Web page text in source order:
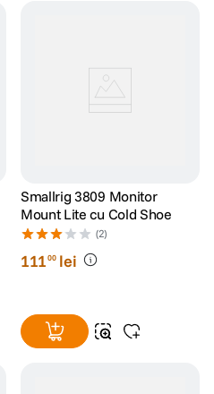
Smallrig 3809 Monitor
Mount Lite cu Cold Shoe
(2)
11100 lei